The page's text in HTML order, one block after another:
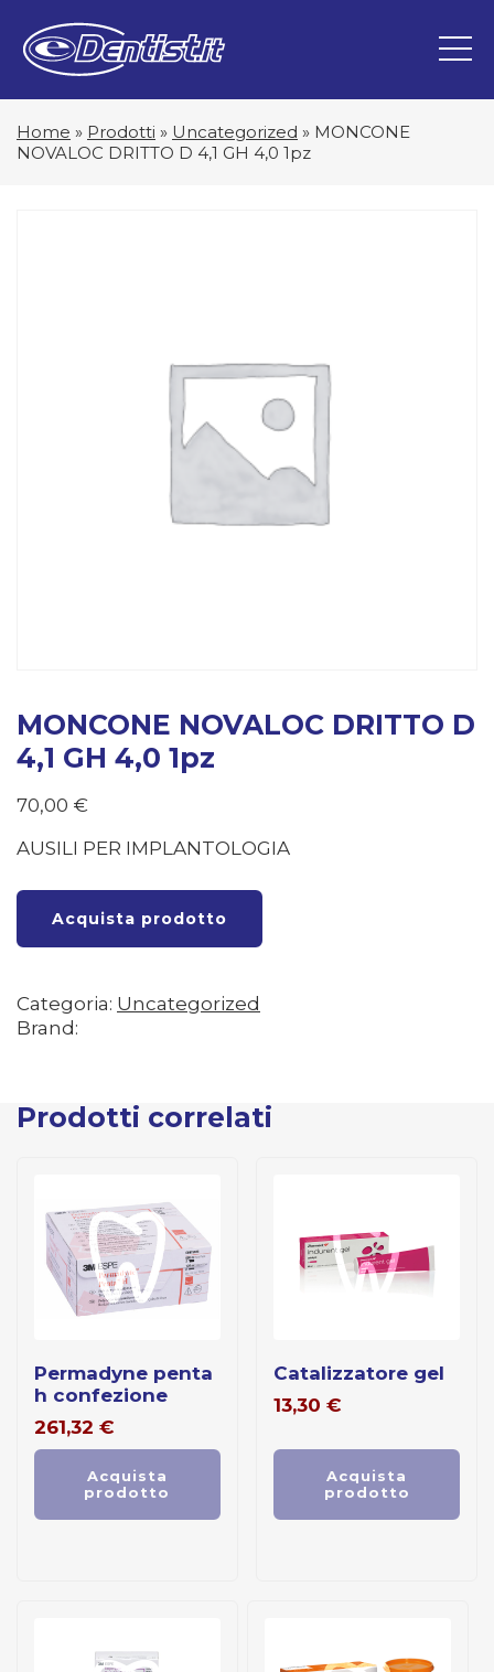
Home » Prodotti » Uncategorized » MONCONE
NOVALOC DRITTO D 4,1 GH 4,0 1pz
MONCONE NOVALOC DRITTO D
4,1 GH 4,0 1pz
70,00 €
AUSILI PER IMPLANTOLOGIA
Acquista prodotto
Categoria: Uncategorized
Brand:
Prodotti correlati
permadyne penta
h confezione
261,32 €
Acquista
prodotto
catalizzatore gel
13,30 €
Acquista
prodotto